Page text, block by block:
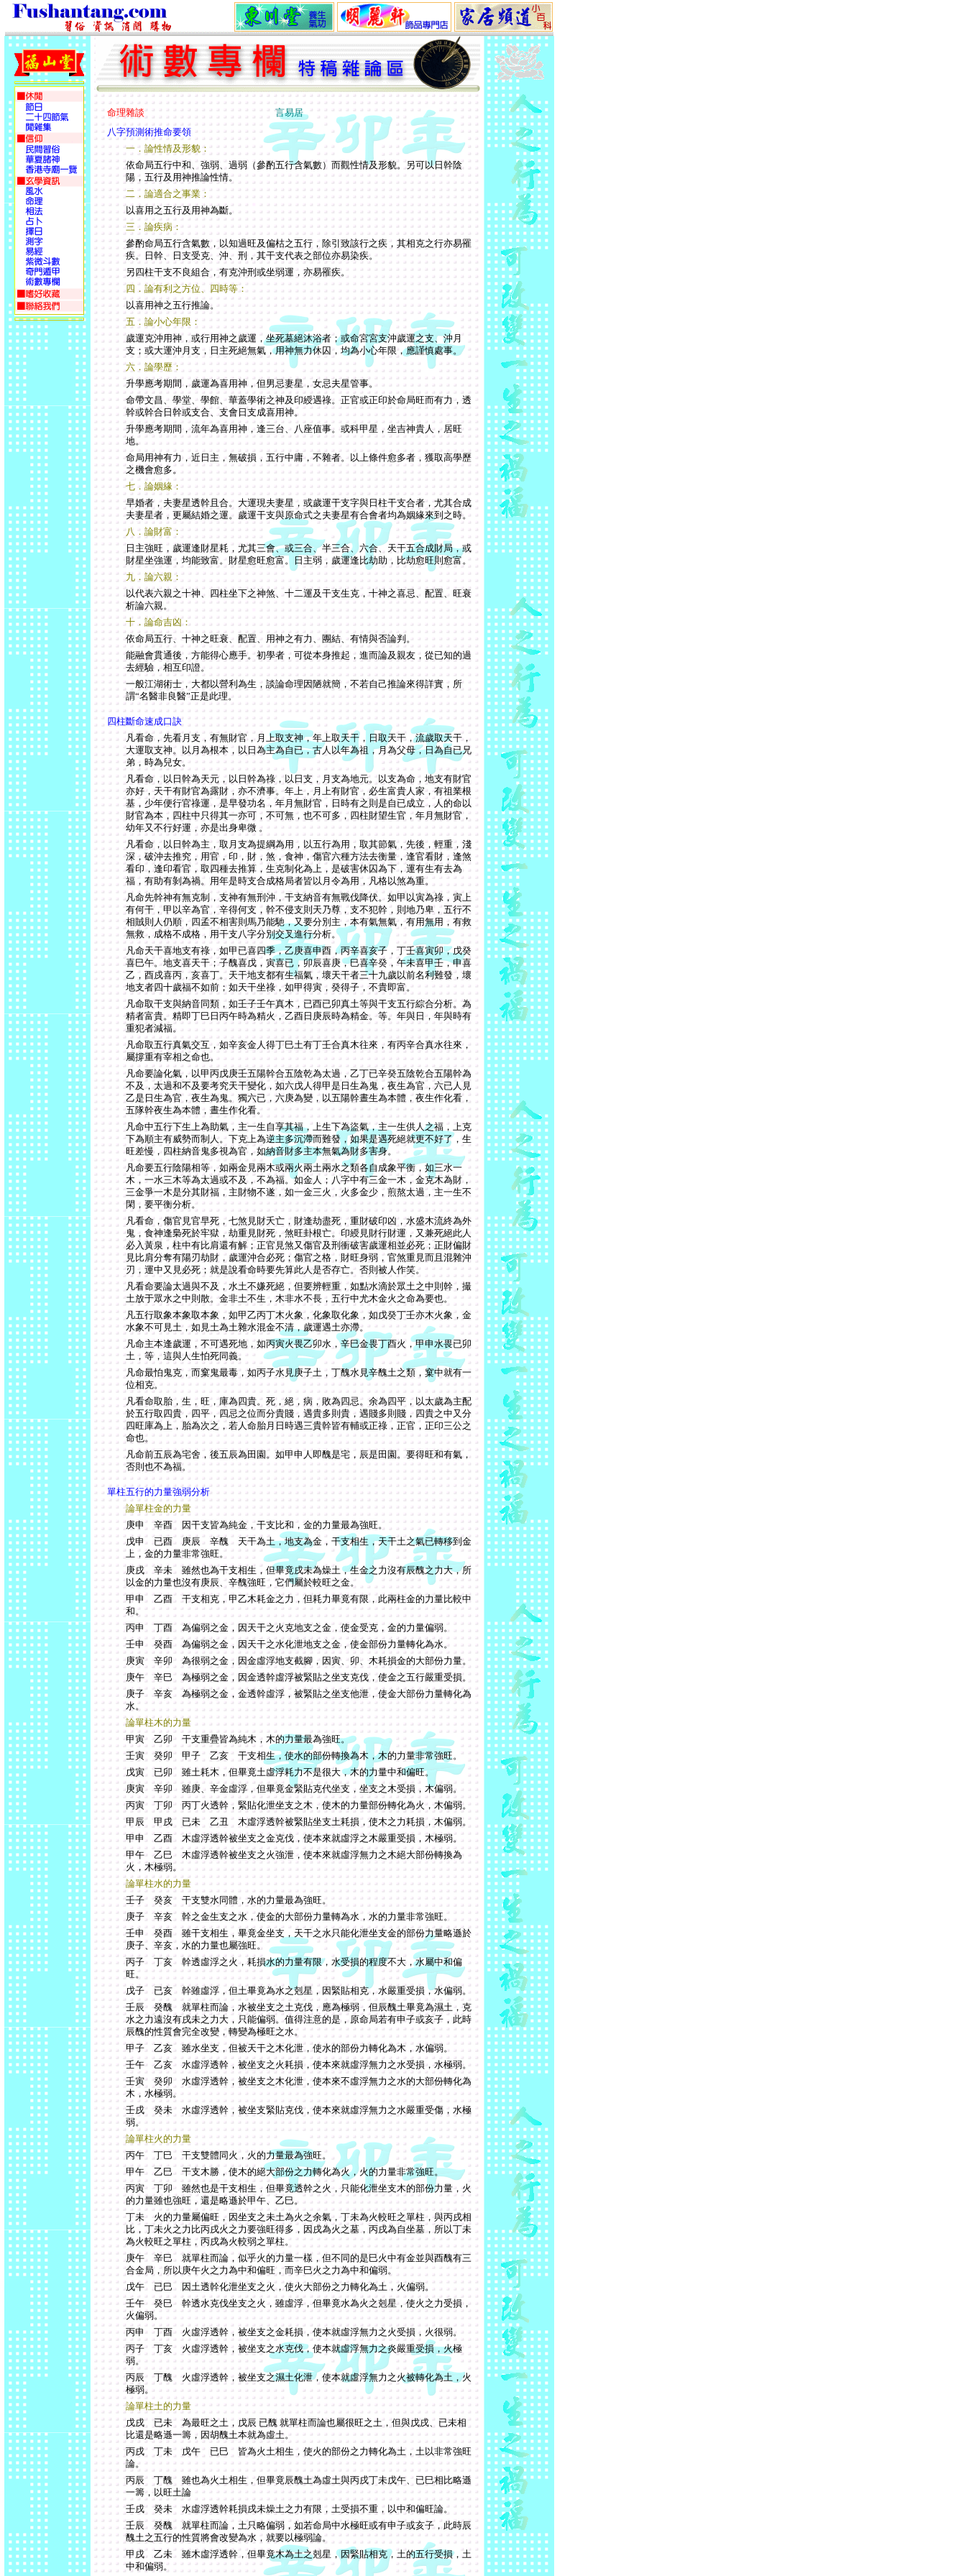
命理雜談
言易居
八字預測術推命要領
一．論性情及形貌：
依命局五行中和、強弱、過弱（參酌五行含氣數）而觀性情及形貌。另可以日幹陰
陽，五行及用神推論性情。
二．論適合之事業：
以喜用之五行及用神為斷。
三．論疾病：
參酌命局五行含氣數，以知過旺及偏枯之五行，除引致該行之疾，其相克之行亦易罹
疾。日幹、日支受克、沖、刑，其干支代表之部位亦易染疾。
另四柱干支不良組合，有克沖刑或坐弱運，亦易罹疾。
四．論有利之方位、四時等：
以喜用神之五行推論。
五．論小心年限：
歲運克沖用神，或行用神之歲運，坐死墓絕沐浴者；或命宮宮支沖歲運之支、沖月
支；或大運沖月支，日主死絕無氣，用神無力休囚，均為小心年限，應謹慎處事。
六．論學歷：
升學應考期間，歲運為喜用神，但男忌妻星，女忌夫星管事。
命帶文昌、學堂、學館、華蓋學術之神及印綬遇祿。正官或正印於命局旺而有力，透
幹或幹合日幹或支合、支會日支成喜用神。
升學應考期間，流年為喜用神，逢三台、八座值事。或科甲星，坐吉神貴人，居旺
地。
命局用神有力，近日主，無破損，五行中庸，不雜者。以上條件愈多者，獲取高學歷
之機會愈多。
七．論姻緣：
早婚者，夫妻星透幹且合。大運現夫妻星，或歲運干支字與日柱干支合者，尤其合成
夫妻星者，更屬結婚之運。歲運干支與原命式之夫妻星有合會者均為姻緣來到之時。
八．論財富：
日主強旺，歲運逢財星耗，尤其三會、或三合、半三合、六合、天干五合成財局，或
財星坐強運，均能致富。財星愈旺愈富。日主弱，歲運逢比劫助，比劫愈旺則愈富。
九．論六親：
以代表六親之十神、四柱坐下之神煞、十二運及干支生克，十神之喜忌、配置、旺衰
析論六親。
十．論命吉凶：
依命局五行、十神之旺衰、配置、用神之有力、團結、有情與否論判。
能融會貫通後，方能得心應手。初學者，可從本身推起，進而論及親友，從已知的過
去經驗，相互印證。
一般江湖術士，大都以營利為生，談論命理因陋就簡，不若自己推論來得詳實，所
謂“名醫非良醫”正是此理。
四柱斷命速成口訣
凡看命，先看月支，有無財官，月上取支神，年上取天干，日取天干，流歲取天干，
大運取支神。以月為根本，以日為主為自已，古人以年為祖，月為父母，日為自已兄
弟，時為兒女。
凡看命，以日幹為天元，以日幹為祿，以日支，月支為地元。以支為命，地支有財官
亦好，天干有財官為露財，亦不濟事。年上，月上有財官，必生富貴人家，有祖業根
基，少年便行官祿運，是早發功名，年月無財官，日時有之則是自已成立，人的命以
財官為本，四柱中只得其一亦可，不可無，也不可多，四柱財望生官，年月無財官，
幼年又不行好運，亦是出身卑微 。
凡看命，以日幹為主，取月支為提綱為用，以五行為用，取其節氣，先後，輕重，淺
深，破沖去推究，用官，印，財，煞，食神，傷官六種方法去衡量，逢官看財，逢煞
看印，逢印看官，取四種去推算，生克制化為上，是破害休囚為下，運有生有去為
福，有助有剝為禍。用年是時支合成格局者皆以月令為用，凡格以煞為重。
凡命先幹神有無克制，支神有無刑沖，干支納音有無戰伐降伏。如甲以寅為祿，寅上
有何干，甲以辛為官，辛得何支，幹不侵支則天乃尊，支不犯幹，則地乃卑，五行不
相賊則人仍順，四孟不相害則馬乃能馳，又要分別主，本有氣無氣，有用無用，有救
無救，成格不成格，用干支八字分別交叉進行分析。
凡命天干喜地支有祿，如甲已喜四季，乙庚喜申酉，丙辛喜亥子，丁壬喜寅卯，戊癸
喜巳午。地支喜天干；子醜喜戊，寅喜已，卯辰喜庚，巳喜辛癸，午未喜甲壬，申喜
乙，酉戍喜丙，亥喜丁。天干地支都有生福氣，壞天干者三十九歲以前名利難發，壞
地支者四十歲福不如前；如天干坐祿，如甲得寅，癸得子，不貴即富。
凡命取干支與納音同類，如壬子壬午真木，已酉已卯真土等與干支五行綜合分析。為
精者富貴。精即丁巳日丙午時為精火，乙酉日庚辰時為精金。等。年與日，年與時有
重犯者減福。
凡命取五行真氣交互，如辛亥金人得丁巳土有丁壬合真木往來，有丙辛合真水往來，
屬撐重有宰相之命也。
凡命要論化氣，以甲丙戊庚壬五陽幹合五陰乾為太過，乙丁已辛癸五陰乾合五陽幹為
不及，太過和不及要考究天干變化，如六戊人得甲是日生為鬼，夜生為官，六已人見
乙是日生為官，夜生為鬼。獨六已，六庚為變，以五陽幹晝生為本體，夜生作化看，
五隊幹夜生為本體，晝生作化看。
凡命中五行下生上為助氣，主一生自享其福，上生下為盜氣，主一生供人之福，上克
下為順主有威勢而制人。下克上為逆主多沉滯而難發，如果是遇死絕就更不好了，生
旺差慢，四柱納音鬼多視為官，如納音財多主本無氣為財多害身。
凡命要五行陰陽相等，如兩金見兩木或兩火兩土兩水之類各自成象平衡，如三水一
木，一水三木等為太過或不及，不為福。如金人；八字中有三金一木，金克木為財，
三金爭一木是分其財福，主財物不遂，如一金三火，火多金少，煎熬太過，主一生不
閑，要平衡分析。
凡看命，傷官見官早死，七煞見財夭亡，財逢劫盡死，重財破印凶，水盛木流終為外
鬼，食神逢梟死於牢獄，劫重見財死，煞旺卦根亡。印綬見財行財運，又兼死絕此人
必入黃泉，柱中有比肩還有解；正官見煞又傷官及刑衝破害歲運相並必死；正財偏財
見比肩分奪有陽刃劫財，歲運沖合必死；傷官之格，財旺身弱，官煞重見而且混雜沖
刃，運中又見必死；就是說看命時要先算此人是否存亡。否則被人作笑。
凡看命要論太過與不及，水土不嫌死絕，但要辨輕重，如點水滴於眾土之中則幹，撮
土放于眾水之中則散。金非土不生，木非水不長，五行中尤木金火之命為要也。
凡五行取象本象取本象，如甲乙丙丁木火象，化象取化象，如戊癸丁壬亦木火象，金
水象不可見土，如見土為土雜水混金不清，歲運遇土亦滯。
凡命主本逢歲運，不可遇死地，如丙寅火畏乙卯水，辛巳金畏丁酉火，甲申水畏已卯
土，等，這與人生怕死同義。
凡命最怕鬼克，而窠鬼最毒，如丙子水見庚子土，丁醜水見辛醜土之類，窠中就有一
位相克。
凡看命取胎，生，旺，庫為四貴。死，絕，病，敗為四忌。余為四平，以太歲為主配
於五行取四貴，四平，四忌之位而分貴賤，遇貴多則貴，遇賤多則賤，四貴之中又分
四旺庫為上，胎為次之，若人命胎月日時遇三貴幹皆有輔或正祿，正官，正印三公之
命也。
凡命前五辰為宅舍，後五辰為田園。如甲申人即醜是宅，辰是田園。要得旺和有氣，
否則也不為福。
單柱五行的力量強弱分析
論單柱金的力量
庚申 辛酉 因干支皆為純金，干支比和，金的力量最為強旺。
戊申 已酉 庚辰 辛醜 天干為土，地支為金，干支相生，天干土之氣已轉移到金
上，金的力量非常強旺。
庚戌 辛未 雖然也為干支相生，但畢竟戌未為燥土，生金之力沒有辰醜之力大，所
以金的力量也沒有庚辰、辛醜強旺，它們屬於較旺之金。
甲申 乙酉 干支相克，甲乙木耗金之力，但耗力畢竟有限，此兩柱金的力量比較中
和。
丙申 丁酉 為偏弱之金，因天干之火克地支之金，使金受克，金的力量偏弱。
壬申 癸酉 為偏弱之金，因天干之水化泄地支之金，使金部份力量轉化為水。
庚寅 辛卯 為很弱之金，因金虛浮地支截腳，因寅、卯、木耗損金的大部份力量。
庚午 辛巳 為極弱之金，因金透幹虛浮被緊貼之坐支克伐，使金之五行嚴重受損。
庚子 辛亥 為極弱之金，金透幹虛浮，被緊貼之坐支他泄，使金大部份力量轉化為
水。
論單柱木的力量
甲寅 乙卯 干支重疊皆為純木，木的力量最為強旺。
壬寅 癸卯 甲子 乙亥 干支相生，使水的部份轉換為木，木的力量非常強旺。
戊寅 已卯 雖土耗木，但畢竟土虛浮耗力不是很大，木的力量中和偏旺。
庚寅 辛卯 雖庚、辛金虛浮，但畢竟金緊貼克代坐支，坐支之木受損，木偏弱。
丙寅 丁卯 丙丁火透幹，緊貼化泄坐支之木，使木的力量部份轉化為火，木偏弱。
甲辰 甲戌 已未 乙丑 木虛浮透幹被緊貼坐支土耗損，使木之力耗損，木偏弱。
甲申 乙酉 木虛浮透幹被坐支之金克伐，使本來就虛浮之木嚴重受損，木極弱。
甲午 乙巳 木虛浮透幹被坐支之火強泄，使本來就虛浮無力之木絕大部份轉換為
火，木極弱。
論單柱水的力量
壬子 癸亥 干支雙水同體，水的力量最為強旺。
庚子 辛亥 幹之金生支之水，使金的大部份力量轉為水，水的力量非常強旺。
壬申 癸酉 雖干支相生，畢竟金坐支，天干之水只能化泄坐支金的部份力量略遜於
庚子、辛亥，水的力量也屬強旺。
丙子 丁亥 幹透虛浮之火，耗損水的力量有限，水受損的程度不大，水屬中和偏
旺。
戊子 已亥 幹雖虛浮，但土畢竟為水之剋星，因緊貼相克，水嚴重受損，水偏弱。
壬辰 癸醜 就單柱而論，水被坐支之土克伐，應為極弱，但辰醜土畢竟為濕土，克
水之力遠沒有戌未之力大，只能偏弱。值得注意的是，原命局若有申子或亥子，此時
辰醜的性質會完全改變，轉變為極旺之水。
甲子 乙亥 雖水坐支，但被天干之木化泄，使水的部份力轉化為木，水偏弱。
壬午 乙亥 水虛浮透幹，被坐支之火耗損，使本來就虛浮無力之水受損，水極弱。
壬寅 癸卯 水虛浮透幹，被坐支之木化泄，使本來不虛浮無力之水的大部份轉化為
木，水極弱。
壬戌 癸未 水虛浮透幹，被坐支緊貼克伐，使本來就虛浮無力之水嚴重受傷，水極
弱。
論單柱火的力量
丙午 丁巳 干支雙體同火，火的力量最為強旺。
甲午 乙巳 干支木勝，使木的絕大部份之力轉化為火，火的力量非常強旺。
丙寅 丁卯 雖然也是干支相生，但畢竟透幹之火，只能化泄坐支木的部份力量，火
的力量雖也強旺，還是略遜於甲午、乙巳。
丁未 火的力量屬偏旺，因坐支之未土為火之余氣，丁未為火較旺之單柱，與丙戌相
比，丁未火之力比丙戌火之力要強旺得多，因戌為火之墓，丙戌為自坐墓，所以丁未
為火較旺之單柱，丙戌為火較弱之單柱。
庚午 辛巳 就單柱而論，似乎火的力量一樣，但不同的是巳火中有金並與酉醜有三
合金局，所以庚午火之力為中和偏旺，而辛巳火之力為中和偏弱。
戊午 已巳 因土透幹化泄坐支之火，使火大部份之力轉化為土，火偏弱。
壬午 癸巳 幹透水克伐坐支之火，雖虛浮，但畢竟水為火之剋星，使火之力受損，
火偏弱。
丙申 丁酉 火虛浮透幹，被坐支之金耗損，使本就虛浮無力之火受損，火很弱。
丙子 丁亥 火虛浮透幹，被坐支之水克伐，使本就虛浮無力之炎嚴重受損，火極
弱。
丙辰 丁醜 火虛浮透幹，被坐支之濕土化泄，使本就虛浮無力之火被轉化為土，火
極弱。
論單柱土的力量
戊戌 已未 為最旺之土，戊辰 已醜 就單柱而論也屬很旺之土，但與戊戌、已未相
比還是略遜一籌，因胡醜土本就為虛土。
丙戌 丁未 戊午 已巳 皆為火土相生，使火的部份之力轉化為土，土以非常強旺
論。
丙辰 丁醜 雖也為火土相生，但畢竟辰醜土為虛土與丙戌丁未戊午、已巳相比略遜
一籌，以旺土論
壬戌 癸未 水虛浮透幹耗損戌未燥土之力有限，土受損不重，以中和偏旺論。
壬辰 癸醜 就單柱而論，土只略偏弱，如若命局中水極旺或有申子或亥子，此時辰
醜土之五行的性質將會改變為水，就要以極弱論。
甲戌 乙未 雖木虛浮透幹，但畢竟木為土之剋星，因緊貼相克，土的五行受損，土
中和偏弱。